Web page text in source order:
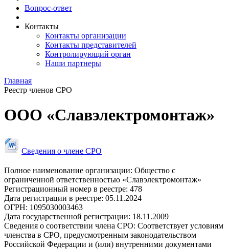
Вопрос-ответ
Контакты
Контакты организации
Контакты представителей
Контролирующий орган
Наши партнеры
Главная
Реестр членов СРО
ООО «Славэлектромонтаж»
Сведения о члене СРО
Полное наименование организации: Общество с
ограниченной ответственностью «Славэлектромонтаж»
Регистрационный номер в реестре: 478
Дата регистрации в реестре: 05.11.2024
ОГРН: 1095030003463
Дата государственной регистрации: 18.11.2009
Сведения о соответствии члена СРО: Соответствует условиям
членства в СРО, предусмотренным законодательством
Российской Федерации и (или) внутренними документами